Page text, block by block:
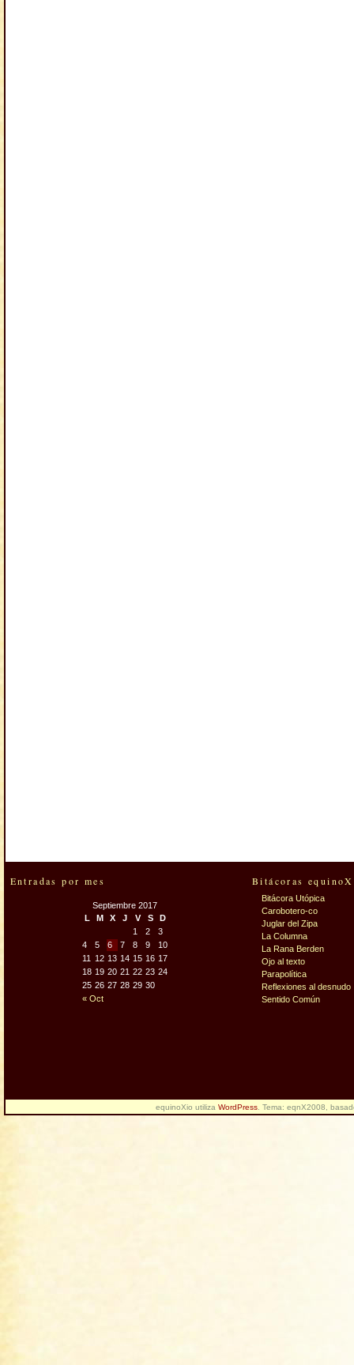
Entradas por mes
Septiembre 2017
L
M X J V S D
« Oct
1 2
3
4
5 6 7 8 9
10
11
12 13 14 15 16 17
18 19 20 21 22 23 24
25 26 27 28 29 30
Bitácoras
Bitácora Utópica
Carobotero-co
Juglar del Zipa
La Columna
La Rana Berden
Ojo al texto
Parapolítica
Reflexiones al desnudo
Sentido Común
equinoXio utiliza WordPress . Tema: eqnX2008,